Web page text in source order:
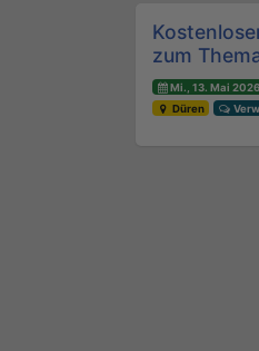
zum
Mi., 13. Mai 2026
Düren